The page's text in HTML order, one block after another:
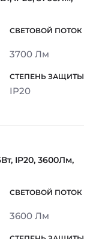
3700 Лм
IP20
IP20, 3600Лм,
3600 Лм